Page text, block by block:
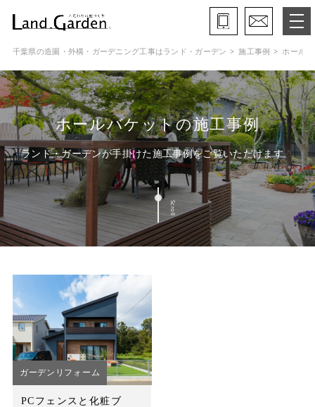
ランド・ガーデンとは
モデルガーデン
施工事例
保証と約束・ご理解いただきたい事
施工の流れ
よくある質問
店舗案内
スタッフ紹介
プライバシーポリシー
千葉県の造園・外構・ガーデニング工事はランド・ガーデン 施工事例 ホール
ホールバケットの施工事例
ランド・ガーデンが手掛けた施工事例をご覧いただけます
Scroll
ガーデンリフォーム
PCフェンスと化粧ブ